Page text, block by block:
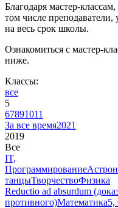
Благодаря мастер-
том числе преподаватели,
на весь срок школы.
Ознакомиться с мастер-
ниже.
Классы:
все
5
67891011
За все время2021
2019
Все
IT,
Программирование
танцыТворчествоФизика
Reductio ad absurdum
противного)Математика5,